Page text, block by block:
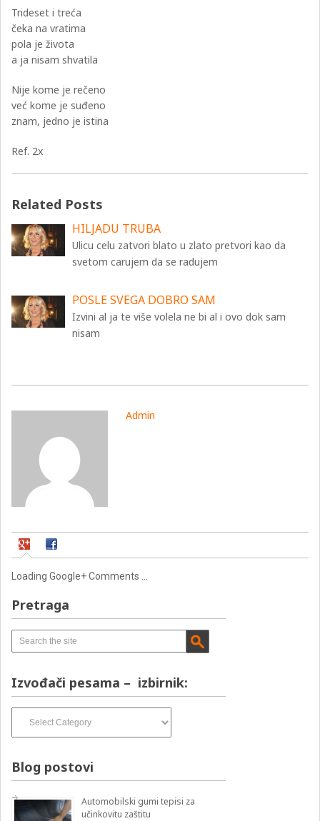
Trideset i treća
čeka na vratima
pola je života
a ja nisam shvatila
Nije kome je rečeno
već kome je suđeno
znam, jedno je istina
Ref. 2x
Related Posts
HILJADU TRUBA
Ulicu celu zatvori blato u zlato pretvori kao da
svetom carujem da se radujem
POSLE SVEGA DOBRO SAM
Izvini al ja te više volela ne bi al i ovo dok sam
nisam
Admin
Loading Google+ Comments ...
Pretraga
Izvođači pesama – izbirnik:
pesama
Blog postovi
Automobilski gumi tepisi za
učinkovitu zaštitu